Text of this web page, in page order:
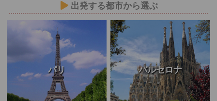
出発する都市から選ぶ
パリ バルセロナ